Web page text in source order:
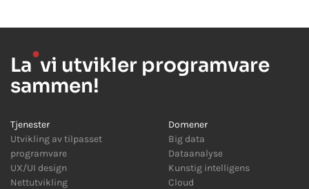
La●vi utvikler programvare
sammen!
Tjenester
Utvikling av tilpasset
programvare
UX/UI design
Nettutvikling
Domener
Big data
Dataanalyse
Kunstig intelligens
Cloud